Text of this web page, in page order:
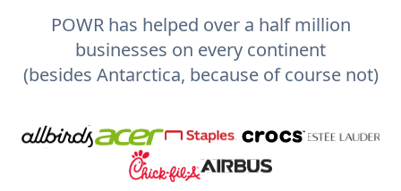
POWR has helped over a half million
businesses on every continent
(besides Antarctica, because of course not)